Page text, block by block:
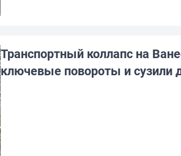
Транспортный коллапс на
ключевые повороты и сузили